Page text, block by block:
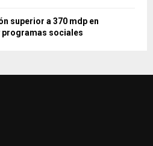
superior a 370 mdp en
sociales